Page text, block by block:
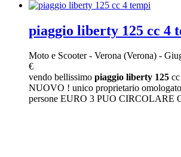
piaggio liberty 125 cc 4
Moto e Scooter- Verona (Verona) -
€
vendo bellissimo piaggio liberty 125
NUOVO ! unico proprietario
persone EURO 3 PUO CIRCOLARE